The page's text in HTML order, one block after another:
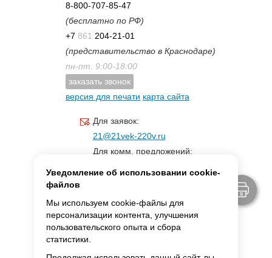
8-800-707-85-47
(бесплатно по РФ)
+7 861 204-21-01
(представительство в Краснодаре)
пн-пт. 9:00-18:00
заказать звонок
версия для печати карта сайта
Для заявок:
21@21vek-220v.ru
Для комм. предложений:
Уведомление об использовании cookie-
файлов
Мы используем cookie-файлы для
персонализации контента, улучшения
пользовательского опыта и сбора
статистики.